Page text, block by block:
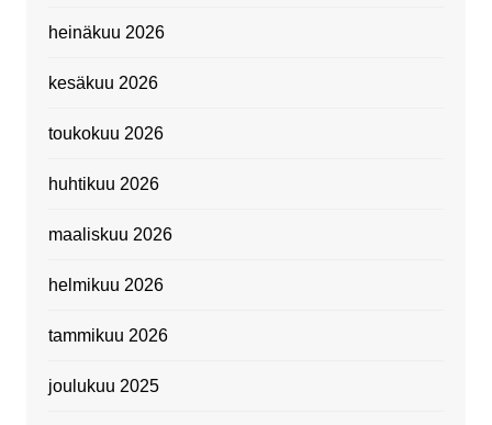
heinäkuu 2026
kesäkuu 2026
toukokuu 2026
huhtikuu 2026
maaliskuu 2026
helmikuu 2026
tammikuu 2026
joulukuu 2025